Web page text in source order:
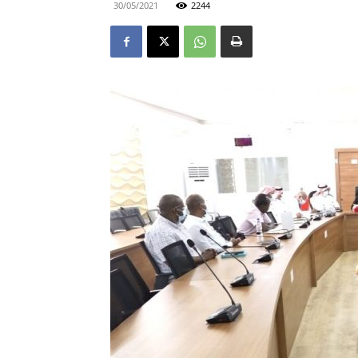
30/05/2021 2244